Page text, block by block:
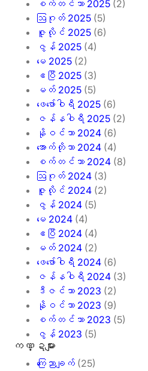
စက်တင်ဘာ 2025 (2)
ဩဂုတ် 2025 (5)
ဇူလိုင် 2025 (6)
ဇွန် 2025 (4)
မေ 2025 (2)
ဧပြီ 2025 (3)
မတ် 2025 (5)
ဖေ‌ဖော်ဝါရီ 2025 (6)
ဇန်နဝါရီ 2025 (2)
နိုဝင်ဘာ 2024 (6)
အောက်တိုဘာ 2024 (4)
စက်တင်ဘာ 2024 (8)
ဩဂုတ် 2024 (3)
ဇူလိုင် 2024 (2)
ဇွန် 2024 (5)
မေ 2024 (4)
ဧပြီ 2024 (4)
မတ် 2024 (2)
ဖေ‌ဖော်ဝါရီ 2024 (6)
ဇန်နဝါရီ 2024 (3)
ဒီဇင်ဘာ 2023 (2)
နိုဝင်ဘာ 2023 (9)
စက်တင်ဘာ 2023 (5)
ဇွန် 2023 (5)
ကဏ္ဍများ
ကြေညာချက် (25)